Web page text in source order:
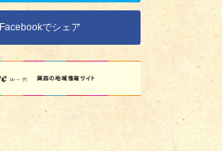
Facebookでシェア